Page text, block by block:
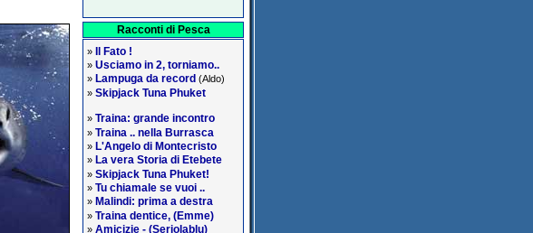
Racconti di Pesca
» Il Fato !
» Usciamo in 2, torniamo..
» Lampuga da record (Aldo)
» Skipjack Tuna Phuket
» Traina: grande incontro
» Traina .. nella Burrasca
» L'Angelo di Montecristo
» La vera Storia di Etebete
» Skipjack Tuna Phuket!
» Tu chiamale se vuoi ..
» Malindi: prima a destra
» Traina dentice, (Emme)
» Amicizie - (Seriolablu)